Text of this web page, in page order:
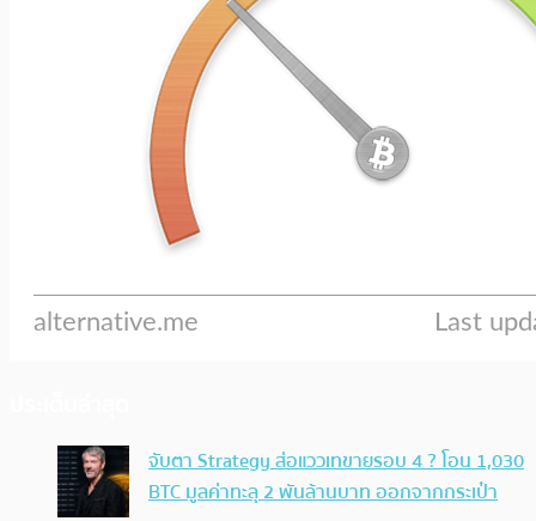
จับตา Strategy ส่อแววเทขายรอบ 4 ? โอน 1,030
BTC มูลค่าทะลุ 2 พันล้านบาท ออกจากกระเป๋า